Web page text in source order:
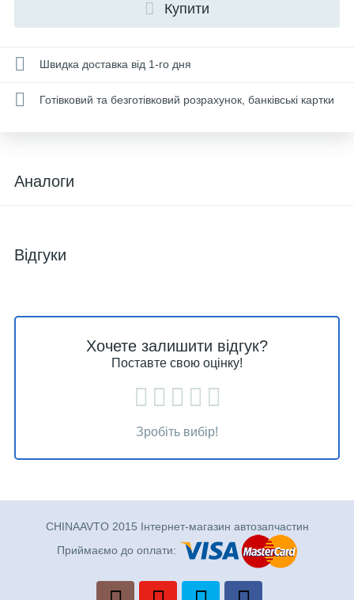
Купити
Швидка доставка від 1-го дня
Готівковий та безготівковий розрахунок, банківські картки
Аналоги
Відгуки
Хочете залишити відгук?
Поставте свою оцінку!
Зробіть вибір!
CHINAAVTO 2015 Інтернет-магазин автозапчастин
Приймаємо до оплати: